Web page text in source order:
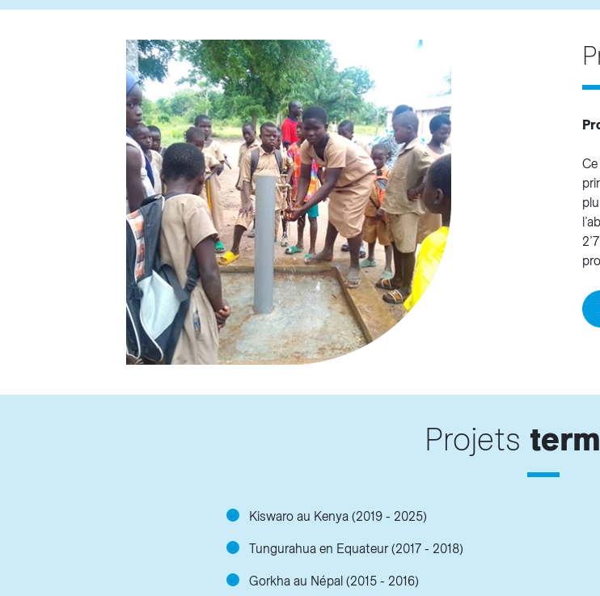
Projets
Kiswaro au Kenya (2019 - 2025)
Tungurahua en Equateur (2017 - 2018)
Gorkha au Népal (2015 - 2016)